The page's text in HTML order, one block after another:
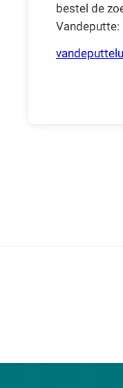
bestel de
Vandeputte: